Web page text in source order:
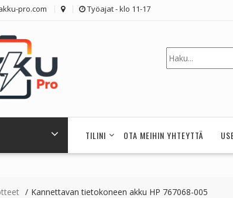
pro.com Työajat - klo 11-17
Etsi
TILINI OTA MEIHIN YHTEYTTÄ
Kannettavan tietokoneen akku HP 767068-005